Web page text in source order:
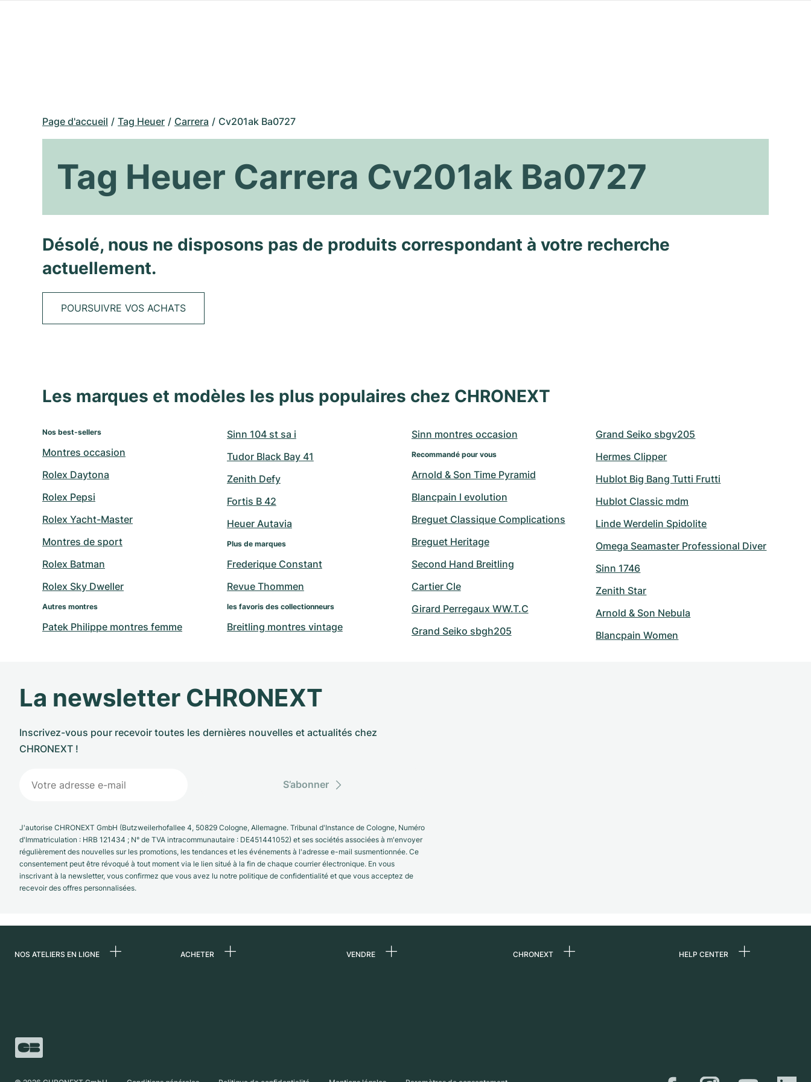
Page d'accueil Tag Heuer Carrera Cv201ak Ba0727
Tag Heuer Carrera Cv201ak Ba0727
Désolé, nous ne disposons pas de produits correspondant à votre recherche
actuellement.
POURSUIVRE VOS ACHATS
Les marques et modèles les plus populaires chez CHRONEXT
Nos best-sellers
Montres occasion
Rolex Daytona
Rolex Pepsi
Rolex Yacht-Master
Montres de sport
Rolex Batman
Rolex Sky Dweller
Autres montres
Patek Philippe montres femme
Sinn 104 st sa i
Tudor Black Bay 41
Zenith Defy
Fortis B 42
Heuer Autavia
Plus de marques
Frederique Constant
Revue Thommen
les favoris des collectionneurs
Breitling montres vintage
Sinn montres occasion
Recommandé pour vous
Arnold & Son Time Pyramid
Blancpain l evolution
Breguet Classique Complications
Breguet Heritage
Second Hand Breitling
Cartier Cle
Girard Perregaux WW.T.C
Grand Seiko sbgh205
Grand Seiko sbgv205
Hermes Clipper
Hublot Big Bang Tutti Frutti
Hublot Classic mdm
Linde Werdelin Spidolite
Omega Seamaster Professional Diver
Sinn 1746
Zenith Star
Arnold & Son Nebula
Blancpain Women
La newsletter CHRONEXT
Inscrivez-vous pour recevoir toutes les dernières nouvelles et actualités chez
CHRONEXT !
S’abonner
J'autorise CHRONEXT GmbH (Butzweilerhofallee 4, 50829 Cologne, Allemagne. Tribunal d'Instance de Cologne, Numéro
d'Immatriculation : HRB 121434 ; N° de TVA intracommunautaire : DE451441052) et ses sociétés associées à m'envoyer
régulièrement des nouvelles sur les promotions, les tendances et les événements à l'adresse e-mail susmentionnée. Ce
consentement peut être révoqué à tout moment via le lien situé à la fin de chaque courrier électronique. En vous
inscrivant à la newsletter, vous confirmez que vous avez lu notre politique de confidentialité et que vous acceptez de
recevoir des offres personnalisées.
NOS ATELIERS EN LIGNE
Suisse
ACHETER VENDRE CHRONEXT HELP CENTER